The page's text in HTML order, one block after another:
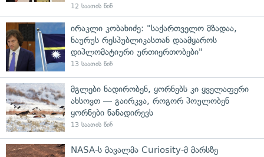
12 საათის წინ
ირაკლი კობახიძე: "საქართველო მზადაა,
ნაურუს რესპუბლიკასთან დაამყაროს
დიპლომატიური ურთიერთობები"
13 საათის წინ
მგლები ნადირობენ, ყორნებს კი ყველაფერი
ახსოვთ — გაირკვა, როგორ პოულობენ
ყორნები ნანადირევს
13 საათის წინ
NASA-ს მავალმა Curiosity-მ მარსზე